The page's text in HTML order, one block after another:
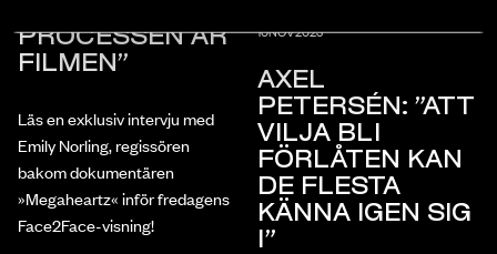
PROCESSEN ÄR
FILMEN”
Läs en exklusiv intervju med
Emily Norling, regissören
bakom dokumentären
»Megaheartz« inför fredagens
Face2Face-visning!
10NOV2023
AXEL
PETERSÉN: ”ATT
VILJA BLI
FÖRLÅTEN KAN
DE FLESTA
KÄNNA IGEN SIG
I”